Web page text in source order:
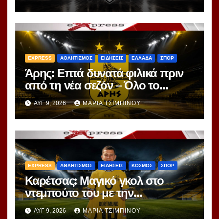
EXPRESS ΑΘΛΗΤΙΣΜΟΣ ΕΙΔΗΣΕΙΣ ΕΛΛΑΔΑ ΣΠΟΡ
Άρης: Επτά δυνατά φιλικά πριν
από τη νέα σεζόν – Όλο το
πρόγραμμα
ΑΥΓ 9, 2026 ΜΑΡΊΑ ΤΣΙΜΠΙΝΟΎ
EXPRESS ΑΘΛΗΤΙΣΜΟΣ ΕΙΔΗΣΕΙΣ ΚΟΣΜΟΣ ΣΠΟΡ
Καρέτσας: Μαγικό γκολ στο
ντεμπούτο του με την
Ντόρτμουντ!
ΑΥΓ 9, 2026 ΜΑΡΊΑ ΤΣΙΜΠΙΝΟΎ